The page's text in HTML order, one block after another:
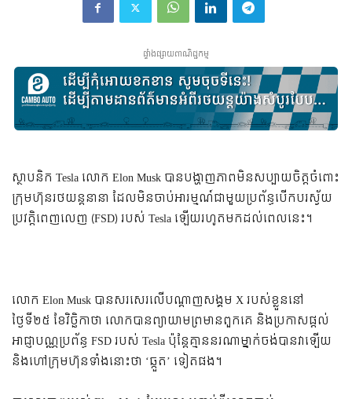
ផ្ទាំងផ្សាយពាណិជ្ជកម្ម
ស្ថាបនិក Tesla លោក Elon Musk បានបង្ហាញភាពមិនសប្បាយចិត្តចំពោះ
ក្រុមហ៊ុនរថយន្តនានា ដែលមិនចាប់អារម្មណ៍ជាមួយប្រព័ន្ធបើកបរស្វ័យ
ប្រវត្តិពេញលេញ (FSD) របស់ Tesla ឡើយរហូតមកដល់ពេលនេះ។
លោក Elon Musk បានសរសេរលើបណ្តាញសង្គម X របស់ខ្លួន​នៅ
ថ្ងៃទី២៥ ខែវិច្ឆិកាថា លោកបានព្យាយាមព្រមានពួកគេ និងប្រកាសផ្តល់
អាជ្ញាបណ្ណប្រព័ន្ធ FSD របស់ Tesla ប៉ុន្តែគ្មាននរណាម្នាក់ចង់បានវាឡើយ
និងហៅក្រុមហ៊ុនទាំងនោះថា ‘ឆ្កួត’ ទៀតផង។